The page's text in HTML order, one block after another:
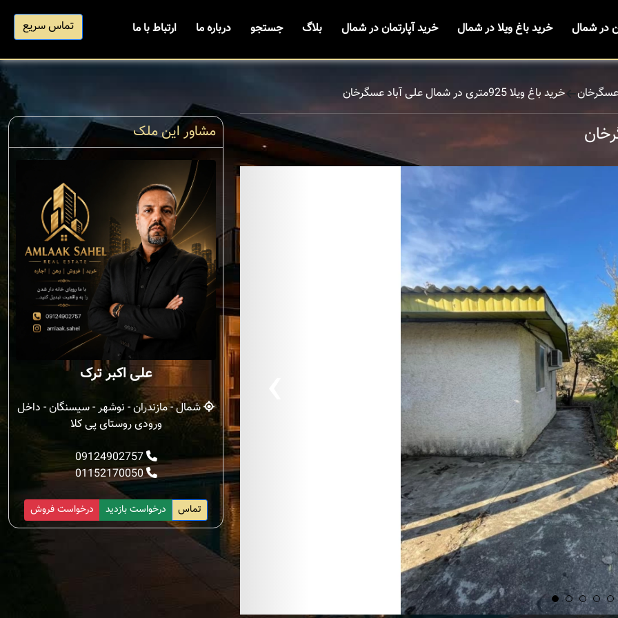
در شمال خرید باغ ویلا در شمال خرید آپارتمان در شمال بلاگ جستجو درباره ما ارتباط با ما تماس سریع
عسگرخان خرید باغ ویلا 925متری در شمال علی آباد عسگرخان
مشاور این ملک
علی اکبر ترک
شمال - مازندران - نوشهر - سیسنگان - داخل
ورودی روستای پی کلا
09124902757
01152170050
درخواست فروش درخواست بازدید تماس